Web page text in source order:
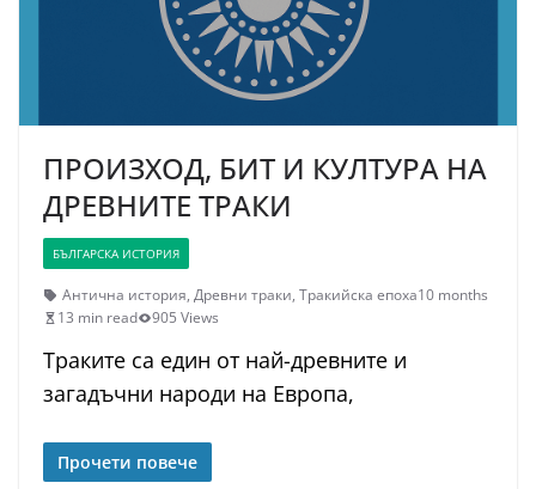
ПРОИЗХОД, БИТ И КУЛТУРА НА
ДРЕВНИТЕ ТРАКИ
БЪЛГАРСКА ИСТОРИЯ
Антична история, Древни траки, Тракийска епоха10 months
13 min read
905 Views
Траките са един от най-древните и
загадъчни народи на Европа,
Прочети повече